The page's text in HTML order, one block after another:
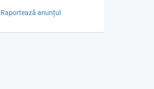
Raportează anunțul